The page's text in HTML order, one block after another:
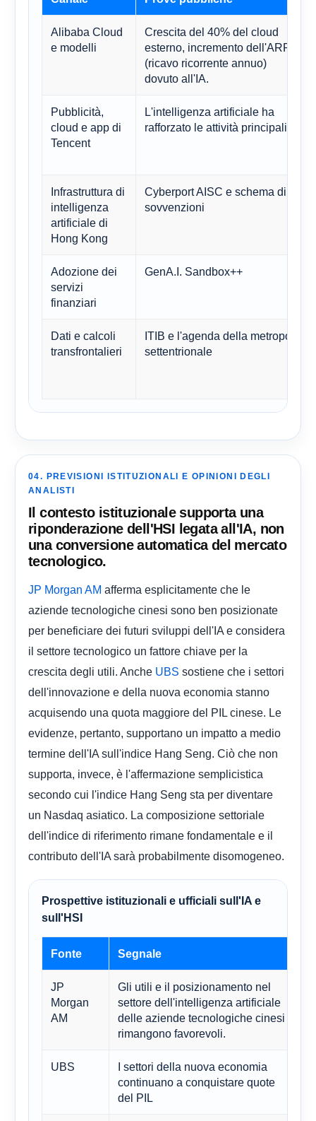
Alibaba Cloud
e modelli
Crescita del 40% del cloud
esterno, incremento dell'ARR
(ricavo ricorrente annuo)
dovuto all'IA.
Pubblicità,
cloud e app di
Tencent
L'intelligenza artificiale ha
rafforzato le attività principali
Infrastruttura di
intelligenza
artificiale di
Hong Kong
Cyberport AISC e schema di
sovvenzioni
Adozione dei
servizi
finanziari
GenA.I. Sandbox++
Dati e calcoli
transfrontalieri
ITIB e l'agenda della metropoli
settentrionale
04. PREVISIONI ISTITUZIONALI E OPINIONI DEGLI
ANALISTI
Il contesto istituzionale supporta una
riponderazione dell'HSI legata all'IA, non
una conversione automatica del mercato
tecnologico.
JP Morgan AM afferma esplicitamente che le
aziende tecnologiche cinesi sono ben posizionate
per beneficiare dei futuri sviluppi dell'IA e considera
il settore tecnologico un fattore chiave per la
crescita degli utili. Anche UBS sostiene che i settori
dell'innovazione e della nuova economia stanno
acquisendo una quota maggiore del PIL cinese. Le
evidenze, pertanto, supportano un impatto a medio
termine dell'IA sull'indice Hang Seng. Ciò che non
supporta, invece, è l'affermazione semplicistica
secondo cui l'indice Hang Seng sta per diventare
un Nasdaq asiatico. La composizione settoriale
dell'indice di riferimento rimane fondamentale e il
contributo dell'IA sarà probabilmente disomogeneo.
Prospettive istituzionali e ufficiali sull'IA e
sull'HSI
Fonte Segnale
JP
Morgan
AM
Gli utili e il posizionamento nel
settore dell'intelligenza artificiale
delle aziende tecnologiche cinesi
rimangono favorevoli.
UBS
I settori della nuova economia
continuano a conquistare quote
del PIL